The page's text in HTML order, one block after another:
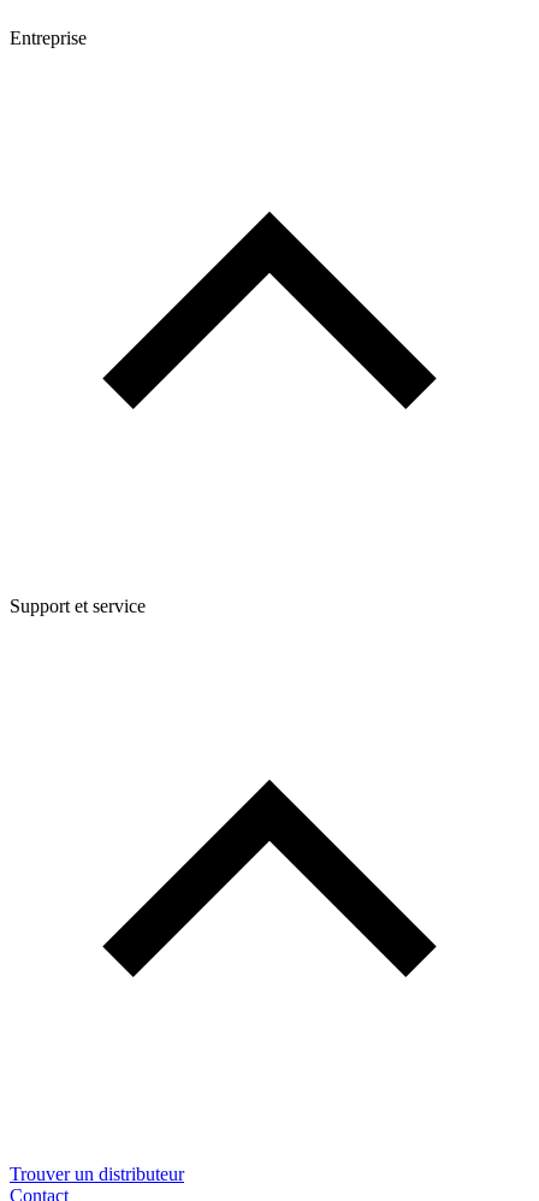
Entreprise
Support et service
Trouver un distributeur
Contact